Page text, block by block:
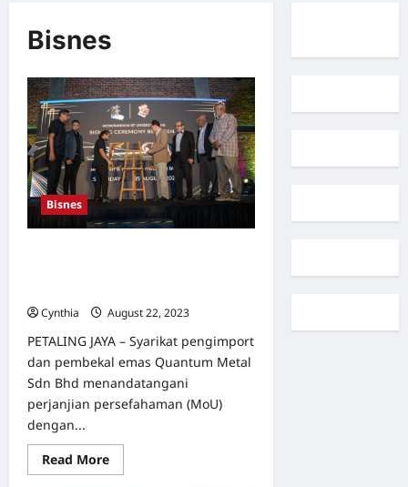
Bisnes
Bisnes
Cynthia
August 22, 2023
PETALING JAYA – Syarikat pengimport
dan pembekal emas Quantum Metal
Sdn Bhd menandatangani
perjanjian persefahaman (MoU)
dengan...
Read MoreRead
more